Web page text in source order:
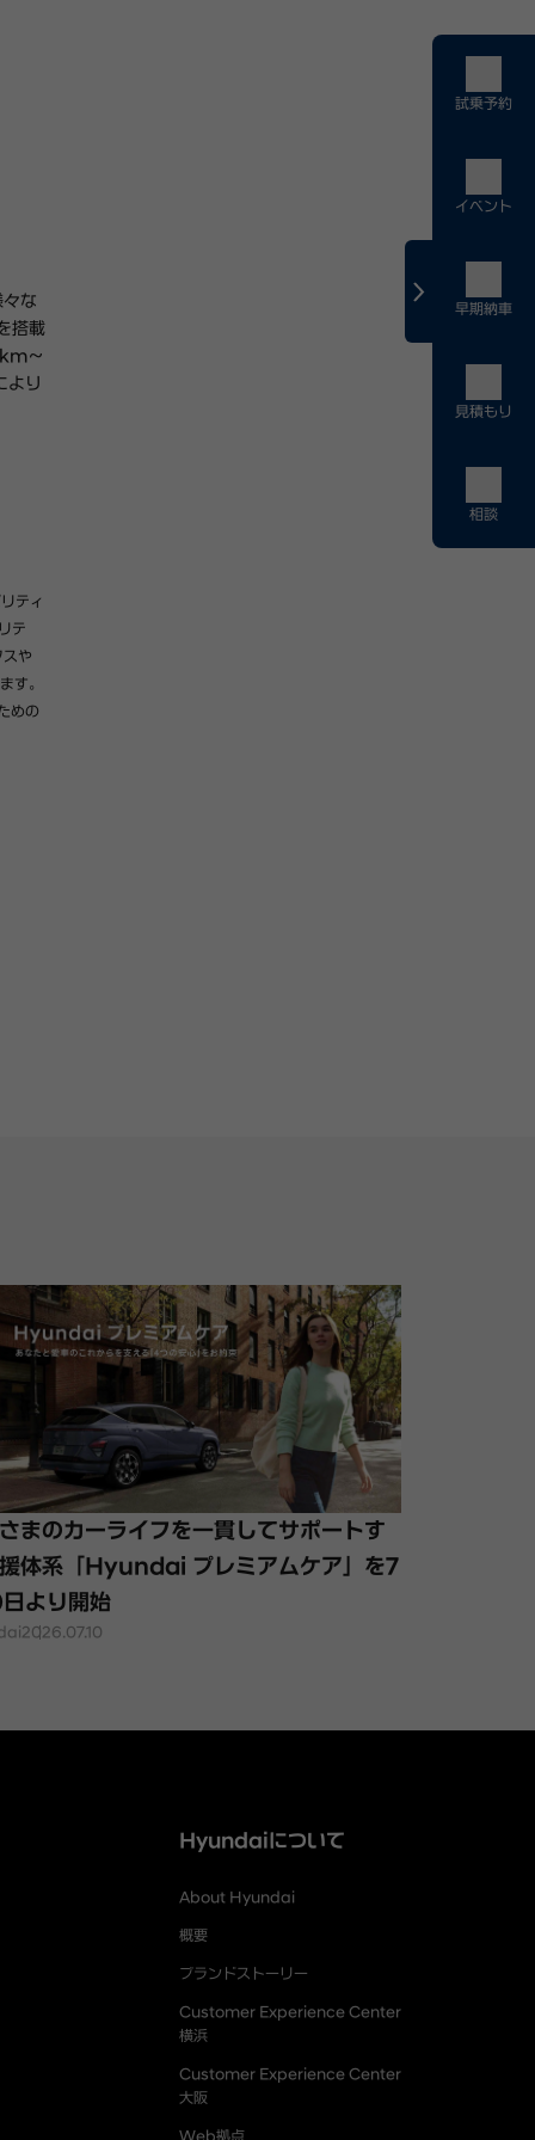
な
搭載
～
より
ティ
テ
や
す。
めの
まのカーライフを一貫してサポートす
体系「Hyundai プレミアムケア」を7
より開始
2026.07.10
Hyundaiについて
About Hyundai
概要
ブランドストーリー
Customer Experience Center
横浜
Customer Experience Center
大阪
Web拠点
試乗予約
イベント
早期納車
見積もり
相談